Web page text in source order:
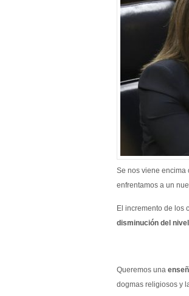
Se nos viene encima
enfrentamos a un
El incremento de los
disminución del
Queremos una
dogmas religiosos y